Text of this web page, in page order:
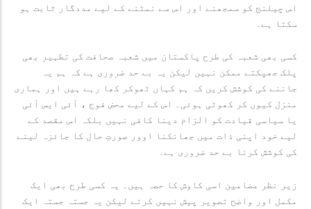
اس چیلنج کو سمجھنے اور اس سے نمٹنے کے لیے مددگار ثابت ہو
سکتا ہے۔
کسی بھی شعبہ کی طرح پاکستان میں شعبہ صحافت کی تطہیر بھی
پلک جھپکتے ممکن نہیں لیکن یہ بے حد ضروری ہے کہ ہم یہ
جاننے کی کوشش کریں کہ ہم کہاں ٹھوکر کھا رہے ہیں اور ہماری
منزل کیوں کر کھوٹی ہوئی۔ اس کے لیے محض فوج ، آئی ایس آئی
یا سیاسی قیادت کو الزام دینا کافی نہیں بلکہ اس مقصد کے
لیے خود اپنی ذات میں جھانکنا اوور صورتِ حال کا جائزہ لینے
کی کوشش کرنا بے حد ضروری ہے۔
زیر نظر مضامین اسی کاوش کا حصہ ہیں۔ یہ کسی طرح بھی ایک
مکمل اور واضح تصویر پیش نہیں کرتے لیکن یہ جستہ جستہ ایک